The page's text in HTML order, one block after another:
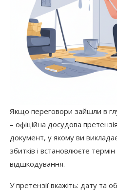
Якщо переговори зайшли в
– офіційна досудова
документ, у якому ви
збитків і встановлюєте
відшкодування.
У претензії вкажіть: дату та